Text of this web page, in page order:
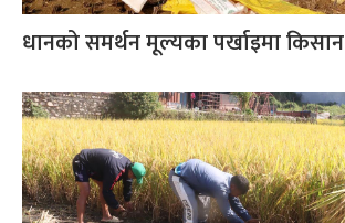
धानको समर्थन मूल्यका पर्खाइमा किसान